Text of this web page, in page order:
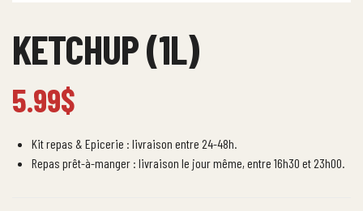
KETCHUP (1L)
5.99$
Kit repas & Epicerie : livraison entre 24-48h.
Repas prêt-à-manger : livraison le jour même, entre 16h30 et 23h00.